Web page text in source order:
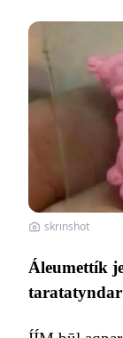
skrınshot
Áleumettík